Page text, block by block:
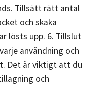
Tillsätt rätt antal
och skaka
lösts upp. 6. Tillslut
användning och
Det är viktigt att du
och